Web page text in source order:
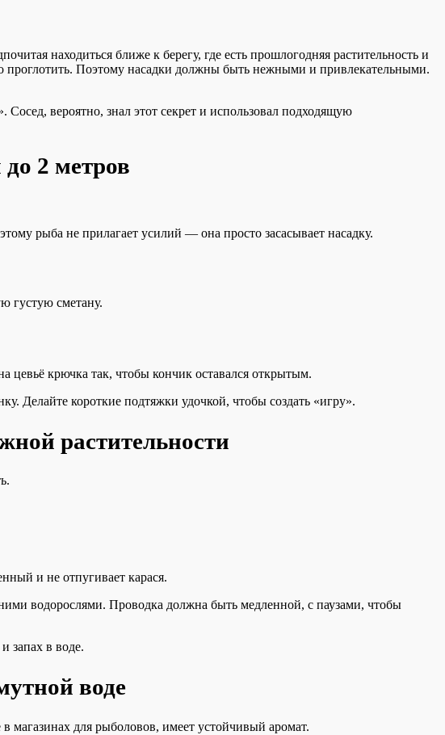
находиться ближе к берегу, где есть прошлогодняя растительность и
проглотить. Поэтому насадки должны быть нежными и привлекательными.
вероятно, знал этот секрет и использовал подходящую
2 метров
рыба не прилагает усилий — она просто засасывает насадку.
густую сметану.
крючка так, чтобы кончик оставался открытым.
Делайте короткие подтяжки удочкой, чтобы создать «игру».
растительности
и не отпугивает карася.
водорослями. Проводка должна быть медленной, с паузами, чтобы
запах в воде.
воде
магазинах для рыболовов, имеет устойчивый аромат.